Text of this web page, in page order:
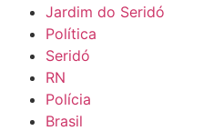
Jardim do Seridó
Política
Seridó
RN
Polícia
Brasil